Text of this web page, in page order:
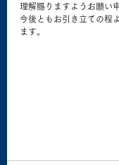
理解賜りますようお願い
今後ともお引き立ての程
ます。